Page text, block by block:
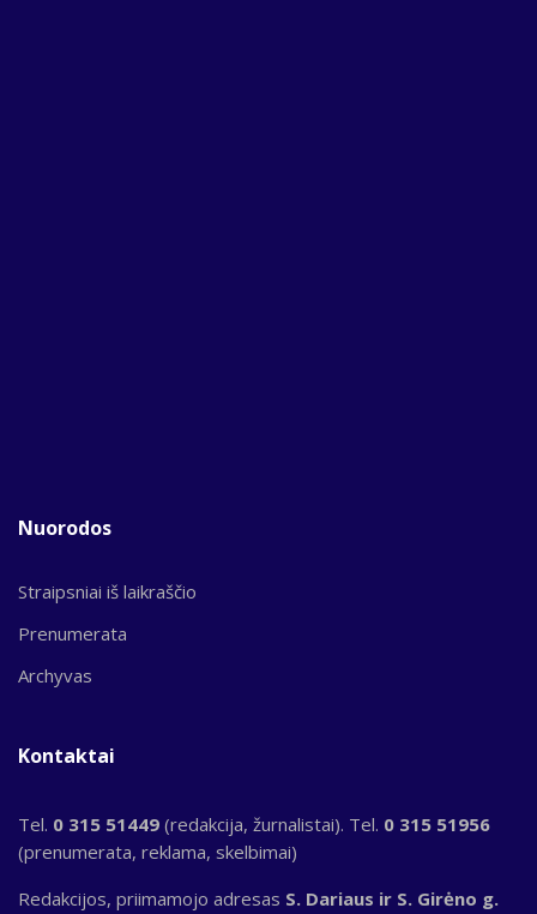
Nuorodos
Straipsniai iš laikraščio
Prenumerata
Archyvas
Kontaktai
Tel. 0 315 51449 (redakcija, žurnalistai). Tel. 0 315 51956
(prenumerata, reklama, skelbimai)
Redakcijos, priimamojo adresas S. Dariaus ir S. Girėno g.